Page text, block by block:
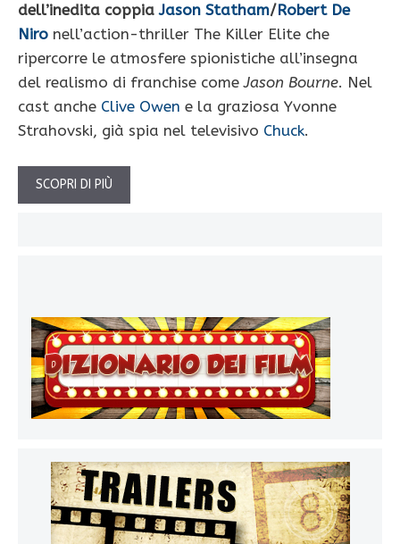
dell’inedita coppiaJason Statham/Robert De
Niro nell’action-thriller The Killer Elite che
ripercorre le atmosfere spionistiche all’insegna
del realismo di franchise comeJason Bourne. Nel
cast anche Clive Owen e la graziosa Yvonne
Strahovski, già spia nel televisivo Chuck.
SCOPRI DI PIÙ